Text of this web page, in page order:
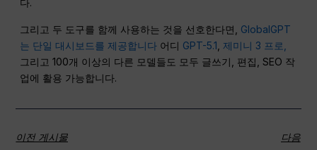
다.
그리고 두 도구를 함께 사용하는 것을 선호한다면, GlobalGPT
는 단일 대시보드를 제공합니다 어디 GPT-5.1 제미니 3 프로,
그리고 100개 이상의 다른 모델들도 모두 글쓰기, 편집, SEO 작
업에 활용 가능합니다.
이전 게시물 다음